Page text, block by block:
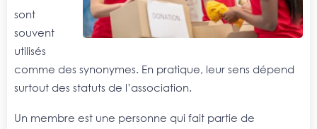
sont
souvent
utilisés
comme des synonymes. En pratique, leur sens dépend
surtout des statuts de l’association.
Un membre est une personne qui fait partie de